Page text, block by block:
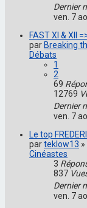
Dernier
ven. 7
FAST XI & XII
parBreaking
Débats
1
2
69
12769
Dernier
ven. 7
Le top
parteklow13
Cinéastes
3
837
Dernier
ven. 7